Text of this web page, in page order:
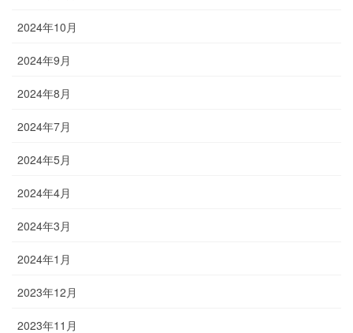
2024年10月
2024年9月
2024年8月
2024年7月
2024年5月
2024年4月
2024年3月
2024年1月
2023年12月
2023年11月